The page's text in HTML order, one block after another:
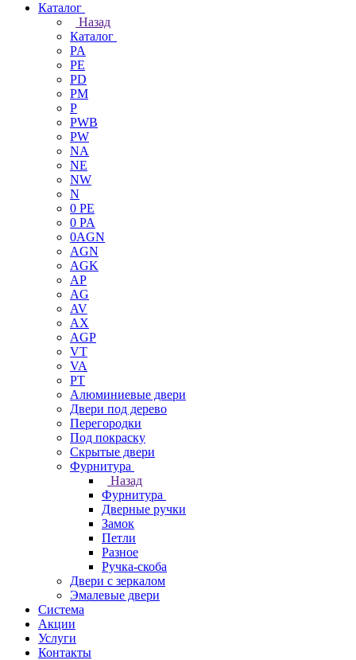
Каталог
Назад
Каталог
PA
PE
PD
PM
P
PWB
PW
NA
NE
NW
N
0 PE
0 PA
0AGN
AGN
AGK
AP
AG
AV
AX
AGP
VT
VA
PT
Алюминиевые двери
Двери под дерево
Перегородки
Под покраску
Скрытые двери
Фурнитура
Назад
Фурнитура
Дверные ручки
Замок
Петли
Разное
Ручка-скоба
Двери с зеркалом
Эмалевые двери
Система
Акции
Услуги
Контакты